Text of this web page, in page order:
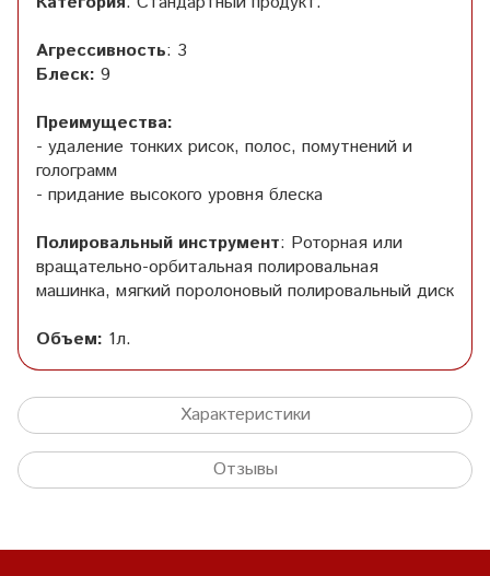
Агрессивность: 3
Блеск: 9
Преимущества:
- удаление тонких рисок, полос, помутнений и
голограмм
- придание высокого уровня блеска
Полировальный инструмент: Роторная или
вращательно-орбитальная полировальная
машинка, мягкий поролоновый полировальный диск
Объем: 1л.
Характеристики
Отзывы